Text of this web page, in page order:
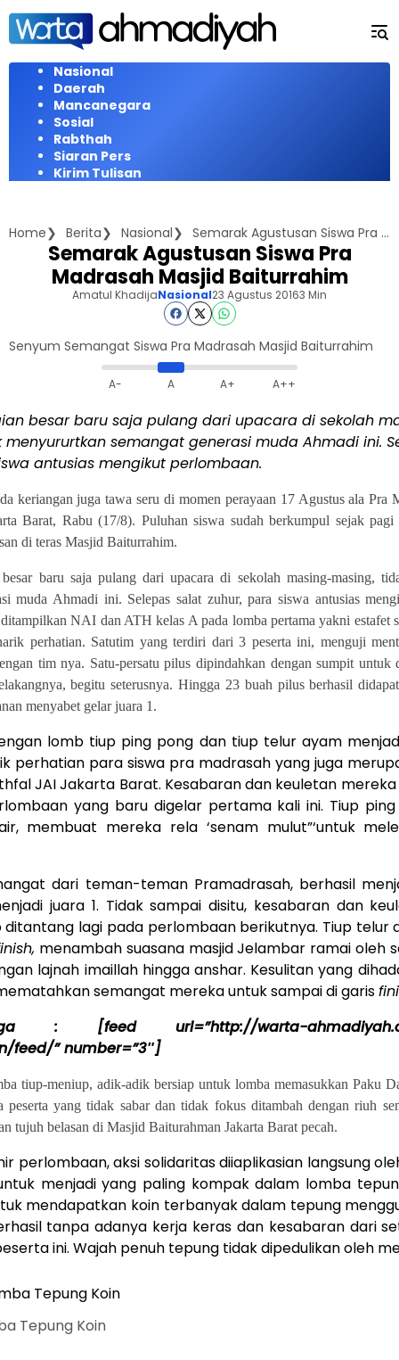
Langsung
konten
Nasional
Daerah
Mancanegara
Sosial
Rabthah
Siaran Pers
Kirim Tulisan
Home Berita Nasional Semarak Agustusan Siswa Pra Madrasah Masjid Baiturrahim
Semarak Agustusan Siswa Pra
Madrasah Masjid Baiturrahim
Amatul KhadijaNasional23 Agustus 20163 Min
Senyum Semangat Siswa Pra Madrasah Masjid Baiturrahim
A- A A+ A++
besar baru saja pulang dari upacara di sekolah
menyururtkan semangat generasi muda Ahmadi ini.
antusias mengikut perlombaan.
keriangan juga tawa seru di momen perayaan 17 Agustus alaPra
Barat, Rabu (17/8). Puluhan siswa sudah berkumpul sejak
di teras Masjid Baiturrahim.
baru saja pulang dari upacara di sekolah masing-masing,
muda Ahmadi ini. Selepas salat zuhur, para siswa antusias
NAI dan ATH kelas A pada lomba pertama yakni estafet
perhatian. Satutim yang terdiri dari 3 peserta ini, menguji
tim nya. Satu-persatu pilus dipindahkan dengan sumpit untuk
begitu seterusnya. Hingga 23 buah pilus berhasil
menyabet gelar juara 1.
lomb tiup ping pong dan tiup telur ayam
perhatian para siswa pra madrasah yang juga
JAI Jakarta Barat. Kesabaran dan keuletan
yang baru digelar pertama kali ini. Tiup
membuat mereka rela ‘senam mulut”‘untuk
dari teman-teman Pramadrasah, berhasil
juara 1. Tidak sampai disitu, kesabaran dan
ditantang lagi pada perlombaan berikutnya. Tiup telur
menambah suasana masjid Jelambar ramai oleh
lajnah imaillah hingga anshar. Kesulitan yang
semangat mereka untuk sampai di garis
: [feed url=”http://warta-
feed/” number=”3″]
tiup-meniup, adik-adik bersiap untuk lomba memasukkan Paku
peserta yang tidak sabar dan tidak fokus ditambah dengan riuh
tujuh belasan di Masjid Baiturahman Jakarta Barat pecah.
perlombaan, aksi solidaritas diiaplikasian langsung
menjadi yang paling kompak dalam lomba
mendapatkan koin terbanyak dalam tepung
tanpa adanya kerja keras dan kesabaran dari
ini. Wajah penuh tepung tidak dipedulikan oleh
Tepung Koin